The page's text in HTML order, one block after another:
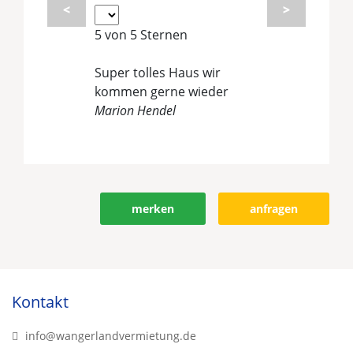
<
5 von 5 Sternen
Super tolles Haus wir
kommen gerne wieder
Marion Hendel
>
anfragen
merken
Kontakt
info@wangerlandvermietung.de